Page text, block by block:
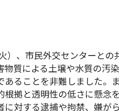
）、市民外交センターと
質による土壌や水質の汚
ることを非難しました。
拠と透明性の低さに懸念
対する逮捕や拘禁、嫌が